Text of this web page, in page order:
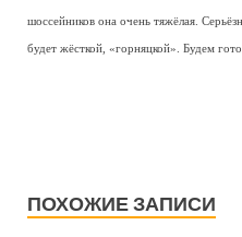
шоссейников она очень тяжёлая.
будет жёсткой, «горняцкой». Будем
ПОХОЖИЕ ЗАПИСИ